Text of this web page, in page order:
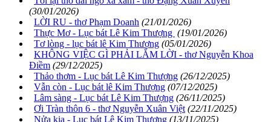
(30/01/2026)
LỜI RU - thơ Phạm Doanh (21/01/2026)
Thực Mơ - Lục bát Lê Kim Thượng (19/01/2026)
Tơ lòng - lục bát lê Kim Thượng (05/01/2026)
KHÔNG VIỆC GÌ PHẢI LẮM LỜI - thơ Nguyễn Khoa
Điềm (29/12/2025)
Thảo thơm - Lục bát Lê Kim Thượng (26/12/2025)
Vẫn còn - Lục bát lê Kim Thượng (07/12/2025)
Lâm sàng - Lục bát Lê Kim Thượng (26/11/2025)
Ơi Tràn thôn 6 - thơ Nguyễn Xuân Việt (22/11/2025)
Nửa kia - Lục bát Lê Kim Thượng (13/11/2025)